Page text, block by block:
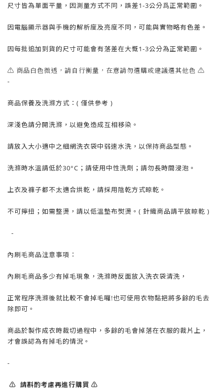
尺寸皆為單面平量，因測量方式不同，誤差1-3公分爲正常範圍。
因電腦顯示器與手機的解析度及亮度不同，可能與實物略有色差。
因每批追加到貨的尺寸可能會有落差在大慨1-3公分為正常範圍。
⚠️ 商品白色微透，請自行衡量，在意請勿選購或建議選其他色 ⚠️
-
商品保養及洗滌方式：( 僅供參考 )
深淺色請分開洗滌，以避免造成互相移染。
請放入大小適中之細網洗衣袋中弱速水洗，以保持商品型態。
洗滌時水溫請低於30°C；請使用中性洗劑；請勿長時間浸泡。
上衣及褲子都不太適合烘乾，請採用陰乾方式晾乾。
不可擰扭；如需整燙，請以低溫墊布熨燙。( 針織商品請平放晾乾 )
-
內刷毛商品注意事項：
內刷毛商品多少有掉毛現象，洗滌時反面放入洗衣袋清洗，
正常程序洗滌後就比較不會掉毛囉!也可使用衣物黏把將多餘的毛去
除即可。
商品於製作成衣時裁切過程中，多餘的毛會掉落在衣服的裁片上，
才會誤認為有掉毛的情況。
-
⚠️ 請斟酌考慮再進行購買 ⚠️